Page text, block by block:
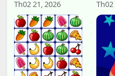
publishing
Th02 21, 2026 Th02